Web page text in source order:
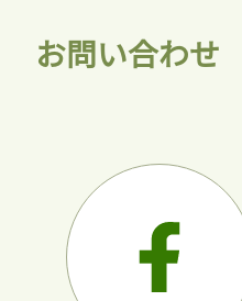
お問い合わせ